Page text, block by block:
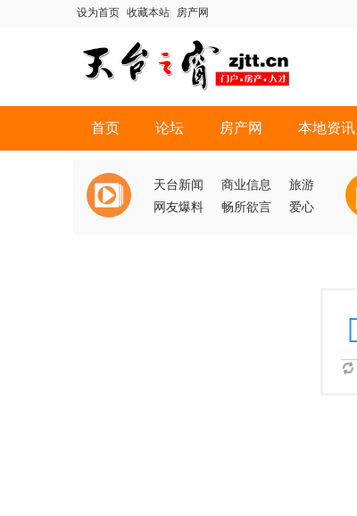
设为首页 收藏本站 房产网
首页 论坛 房产网 本地资讯
天台新闻 商业信息
旅游
网友爆料
畅所欲言 爱心